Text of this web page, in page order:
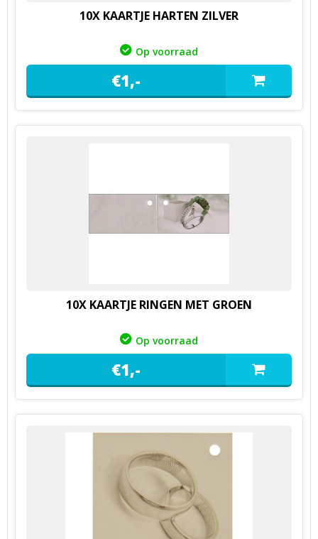
10X KAARTJE HARTEN ZILVER
Op voorraad
€1,-
10X KAARTJE RINGEN MET GROEN
Op voorraad
€1,-